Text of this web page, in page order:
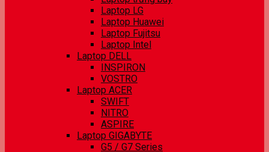
Laptop LG
Laptop Huawei
Laptop Fujitsu
Laptop Intel
Laptop DELL
INSPIRON
VOSTRO
Laptop ACER
SWIFT
NITRO
ASPIRE
Laptop GIGABYTE
G5 / G7 Series